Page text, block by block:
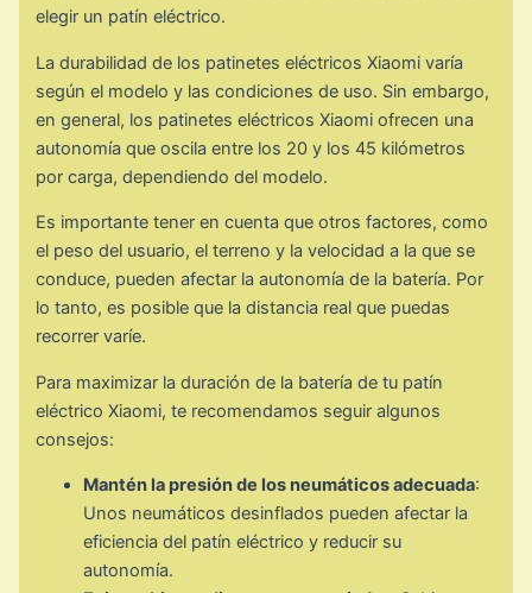
elegir un patín eléctrico.
La durabilidad de los patinetes eléctricos Xiaomi varía
según el modelo y las condiciones de uso. Sin embargo,
en general, los patinetes eléctricos Xiaomi ofrecen una
autonomía que oscila entre los 20 y los 45 kilómetros
por carga, dependiendo del modelo.
Es importante tener en cuenta que otros factores, como
el peso del usuario, el terreno y la velocidad a la que se
conduce, pueden afectar la autonomía de la batería. Por
lo tanto, es posible que la distancia real que puedas
recorrer varíe.
Para maximizar la duración de la batería de tu patín
eléctrico Xiaomi, te recomendamos seguir algunos
consejos:
Mantén la presión de los neumáticos adecuada:
Unos neumáticos desinflados pueden afectar la
eficiencia del patín eléctrico y reducir su
autonomía.